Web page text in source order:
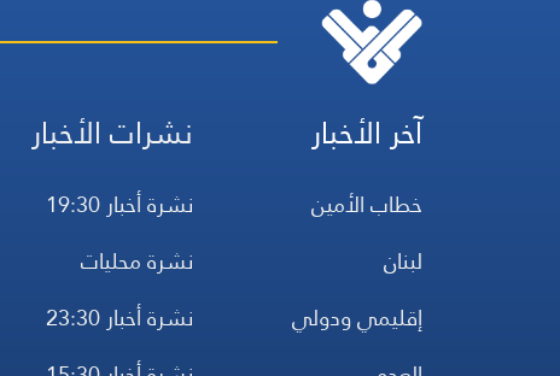
آخر الأخبار
خطاب الأمين
لبنان
إقليمي ودولي
نشرات الأخبار
نشرة أخبار 19:30
نشرة محليات
نشرة أخبار 23:30